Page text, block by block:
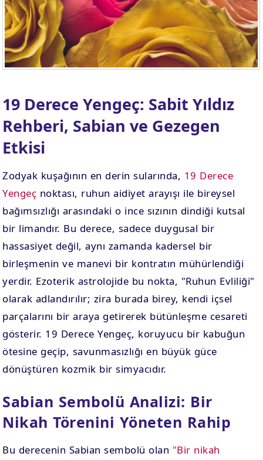
19 Derece Yengeç: Sabit Yıldız
Rehberi, Sabian ve Gezegen
Etkisi
Zodyak kuşağının en derin sularında, 19 Derece
Yengeç noktası, ruhun aidiyet arayışı ile bireysel
bağımsızlığı arasındaki o ince sızının dindiği kutsal
bir limandır. Bu derece, sadece duygusal bir
hassasiyet değil, aynı zamanda kadersel bir
birleşmenin ve manevi bir kontratın mühürlendiği
yerdir. Ezoterik astrolojide bu nokta, "Ruhun Evliliği"
olarak adlandırılır; zira burada birey, kendi içsel
parçalarını bir araya getirerek bütünleşme cesareti
gösterir. 19 Derece Yengeç, koruyucu bir kabuğun
ötesine geçip, savunmasızlığı en büyük güce
dönüştüren kozmik bir simyacıdır.
Sabian Sembolü Analizi: Bir
Nikah Törenini Yöneten Rahip
Bu derecenin Sabian sembolü olan "Bir nikah